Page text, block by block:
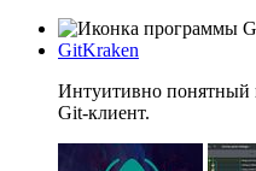
GitKraken
Интуитивно понятный
Git-клиент.